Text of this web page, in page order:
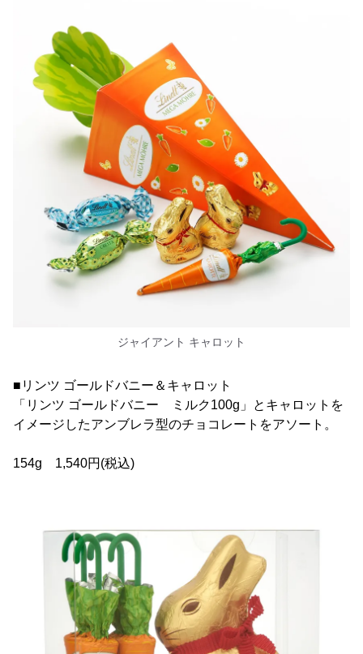
ジャイアント キャロット
■リンツ ゴールドバニー＆キャロット
「リンツ ゴールドバニー ミルク100g」とキャロットを
イメージしたアンブレラ型のチョコレートをアソート。
154g 1,540円(税込)